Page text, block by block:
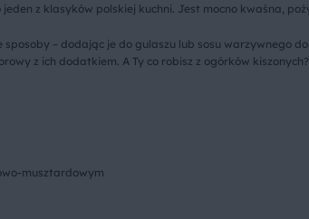
z klasyków polskiej kuchni. Jest mocno kwaśna,
– dodając je do gulaszu lub sosu warzywnego
z ich dodatkiem. A Ty co robisz z ogórków
musztardowym